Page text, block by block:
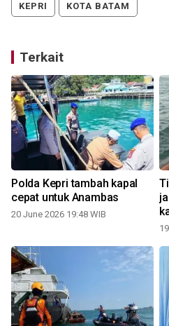
KEPRI KOTA BATAM
Terkait
Polda Kepri tambah kapal
cepat untuk Anambas
20 June 2026 19:48 WIB